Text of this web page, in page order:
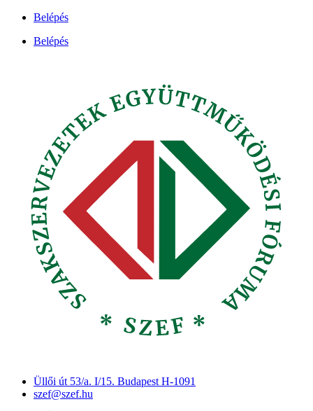
Ugrás
tartalomhoz
Belépés
Belépés
Üllői út 53/a. I/15. Budapest H-1091
szef@szef.hu